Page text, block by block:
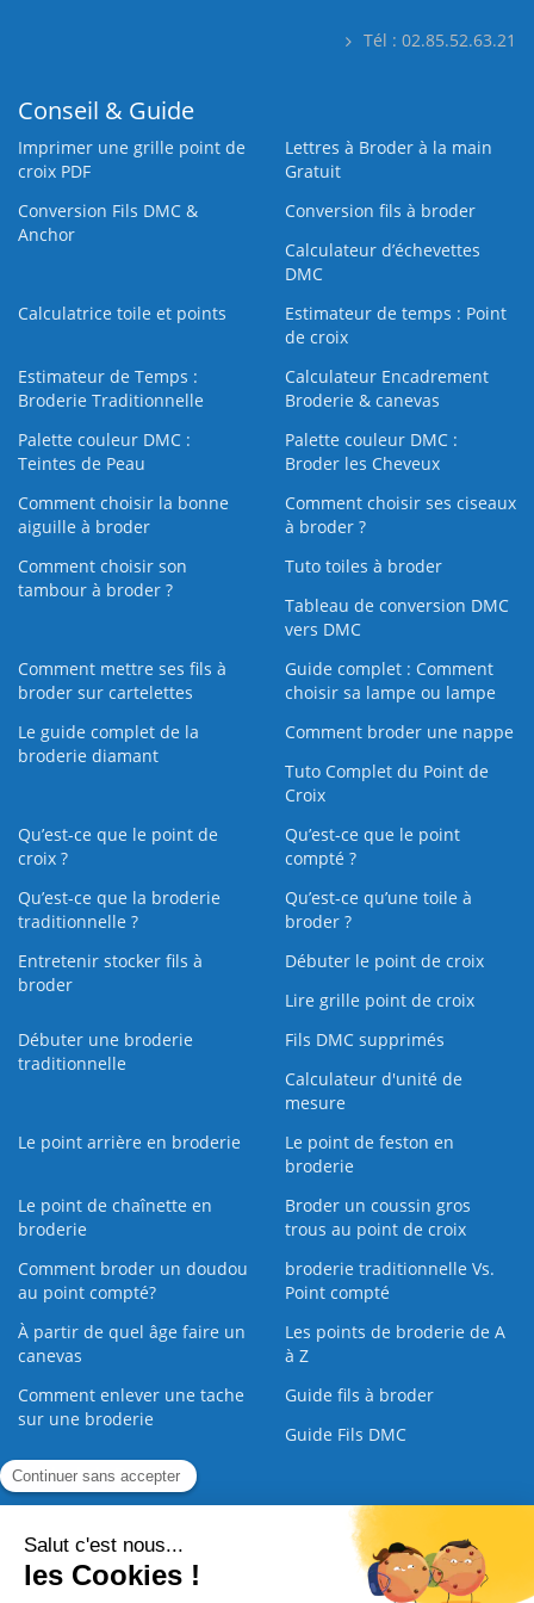
Tél : 02.85.52.63.21
Conseil & Guide
Imprimer une grille point de
croix PDF
Lettres à Broder à la main
Gratuit
Conversion Fils DMC &
Anchor
Conversion fils à broder
Calculateur d’échevettes
DMC
Calculatrice toile et points
Estimateur de temps : Point
de croix
Estimateur de Temps :
Broderie Traditionnelle
Calculateur Encadrement
Broderie & canevas
Palette couleur DMC :
Teintes de Peau
Palette couleur DMC :
Broder les Cheveux
Comment choisir la bonne
aiguille à broder
Comment choisir ses ciseaux
à broder ?
Comment choisir son
tambour à broder ?
Tuto toiles à broder
Tableau de conversion DMC
vers DMC
Comment mettre ses fils à
broder sur cartelettes
Guide complet : Comment
choisir sa lampe ou lampe
Le guide complet de la
broderie diamant
Comment broder une nappe
Tuto Complet du Point de
Croix
Qu’est-ce que le point de
croix ?
Qu’est-ce que le point
compté ?
Qu’est-ce que la broderie
traditionnelle ?
Qu’est‑ce qu’une toile à
broder ?
Entretenir stocker fils à
broder
Débuter le point de croix
Lire grille point de croix
Débuter une broderie
traditionnelle
Fils DMC supprimés
Calculateur d'unité de
mesure
Le point arrière en broderie
Le point de feston en
broderie
Le point de chaînette en
broderie
Broder un coussin gros
trous au point de croix
Comment broder un doudou
au point compté?
broderie traditionnelle Vs.
Point compté
À partir de quel âge faire un
canevas
Les points de broderie de A
à Z
Comment enlever une tache
sur une broderie
Guide fils à broder
Guide Fils DMC
Guide de la Broderie